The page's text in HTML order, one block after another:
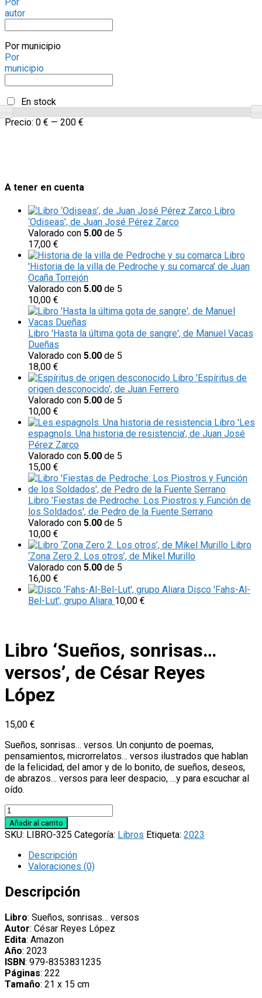
Por
autor
Por municipio
Por
municipio
En stock
Precio: 0 € — 200 €
A tener en cuenta
Libro
‘Odiseas’, de Juan José Pérez Zarco
Valorado con 5.00 de 5
17,00 €
Libro
'Historia de la villa de Pedroche y su comarca' de Juan
Ocaña Torrejón
Valorado con 5.00 de 5
10,00 €
Libro 'Hasta la última gota de sangre', de Manuel Vacas
Dueñas
Valorado con 5.00 de 5
18,00 €
Libro 'Espíritus de
origen desconocido', de Juan Ferrero
Valorado con 5.00 de 5
10,00 €
Libro 'Les
espagnols. Una historia de resistencia', de Juan José
Pérez Zarco
Valorado con 5.00 de 5
15,00 €
Libro 'Fiestas de Pedroche: Los Piostros y Función de
los Soldados', de Pedro de la Fuente Serrano
Valorado con 5.00 de 5
10,00 €
Libro
‘Zona Zero 2. Los otros’, de Mikel Murillo
Valorado con 5.00 de 5
16,00 €
Disco 'Fahs-Al-
Bel-Lut', grupo Aliara 10,00 €
Libro ‘Sueños, sonrisas…
versos’, de César Reyes
López
15,00 €
Sueños, sonrisas… versos. Un conjunto de poemas,
pensamientos, microrrelatos… versos ilustrados que hablan
de la felicidad, del amor y de lo bonito, de sueños, deseos,
de abrazos… versos para leer despacio, …y para escuchar al
oído.
Libro
'Sueños,
sonrisas…
César
López
cantidad
Añadir al carrito
SKU: LIBRO-325 Categoría: Libros Etiqueta: 2023
Descripción
Valoraciones (0)
Descripción
Libro: Sueños, sonrisas… versos
Autor: César Reyes López
Edita: Amazon
Año: 2023
ISBN: 979-8353831235
Páginas: 222
Tamaño: 21 x 15 cm